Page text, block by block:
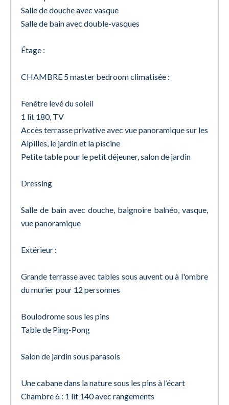
Salle de douche avec vasque
Salle de bain avec double-vasques
Étage :
CHAMBRE 5 master bedroom climatisée :
Fenêtre levé du soleil
1 lit 180, TV
Accès terrasse privative avec vue panoramique sur les
Alpilles, le jardin et la piscine
Petite table pour le petit déjeuner, salon de jardin
Dressing
Salle de bain avec douche, baignoire balnéo, vasque,
vue panoramique
Extérieur :
Grande terrasse avec tables sous auvent ou à l'ombre
du murier pour 12 personnes
Boulodrome sous les pins
Table de Ping-Pong
Salon de jardin sous parasols
Une cabane dans la nature sous les pins à l’écart
Chambre 6 : 1 lit 140 avec rangements